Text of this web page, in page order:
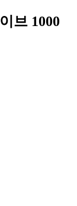
브 1000